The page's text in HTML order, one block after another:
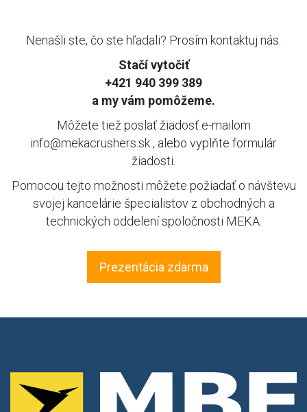
Nenašli ste, čo ste hľadali? Prosím kontaktuj nás.
Stačí vytočiť
+421 940 399 389
a my vám pomôžeme.
Môžete tiež poslať žiadosť e-mailom
info@mekacrushers.sk , alebo vyplňte formulár
žiadosti.
Pomocou tejto možnosti môžete požiadať o návštevu
svojej kancelárie špecialistov z obchodných a
technických oddelení spoločnosti MEKA.
Prezentácia zdarma